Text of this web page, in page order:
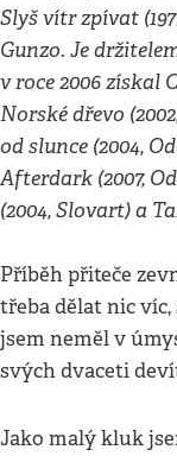
Slyš vítr zpívat
Gunzo. Je
v roce 2006 získal
Norské dřevo
od slunce (2004,
Afterdark (2007,
(2004, Slovart) a
Příběh přiteče
třeba dělat nic
jsem neměl v
svých dvaceti
Jako malý kluk